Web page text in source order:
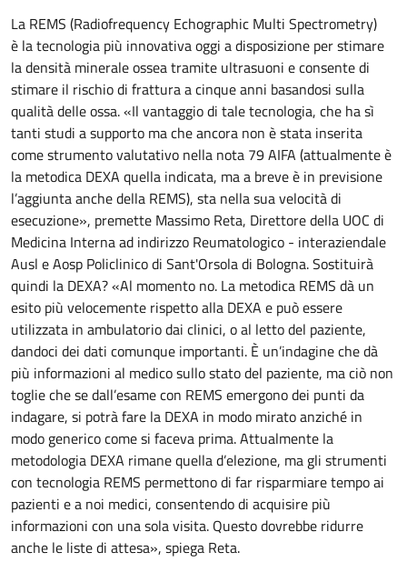
La REMS (Radiofrequency Echographic Multi Spectrometry)
è la tecnologia più innovativa oggi a disposizione per stimare
la densità minerale ossea tramite ultrasuoni e consente di
stimare il rischio di frattura a cinque anni basandosi sulla
qualità delle ossa. «Il vantaggio di tale tecnologia, che ha sì
tanti studi a supporto ma che ancora non è stata inserita
come strumento valutativo nella nota 79 AIFA (attualmente è
la metodica DEXA quella indicata, ma a breve è in previsione
l’aggiunta anche della REMS), sta nella sua velocità di
esecuzione», premette Massimo Reta, Direttore della UOC di
Medicina Interna ad indirizzo Reumatologico - interaziendale
Ausl e Aosp Policlinico di Sant'Orsola di Bologna. Sostituirà
quindi la DEXA? «Al momento no. La metodica REMS dà un
esito più velocemente rispetto alla DEXA e può essere
utilizzata in ambulatorio dai clinici, o al letto del paziente,
dandoci dei dati comunque importanti. È un’indagine che dà
più informazioni al medico sullo stato del paziente, ma ciò non
toglie che se dall’esame con REMS emergono dei punti da
indagare, si potrà fare la DEXA in modo mirato anziché in
modo generico come si faceva prima. Attualmente la
metodologia DEXA rimane quella d’elezione, ma gli strumenti
con tecnologia REMS permettono di far risparmiare tempo ai
pazienti e a noi medici, consentendo di acquisire più
informazioni con una sola visita. Questo dovrebbe ridurre
anche le liste di attesa», spiega Reta.